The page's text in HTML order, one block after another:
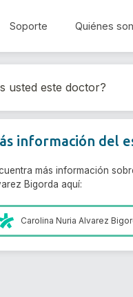
Soporte Quiénes
usted este doctor?
información del
más información
Bigorda aquí:
Carolina Nuria Alvarez